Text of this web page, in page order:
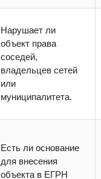
Нарушает ли
объект права
соседей,
владельцев сетей
или
муниципалитета.
Есть ли основание
для внесения
объекта в ЕГРН